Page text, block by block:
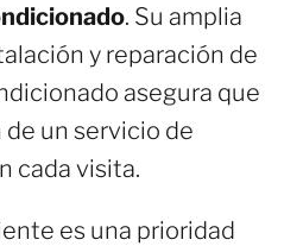
. Su amplia
y reparación de
asegura que
un servicio de
cada visita.
es una prioridad